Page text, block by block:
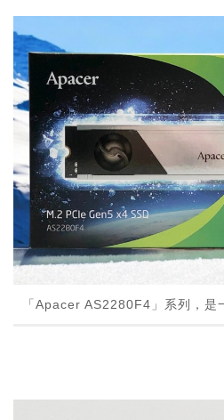
「Apacer AS2280F4」系列，